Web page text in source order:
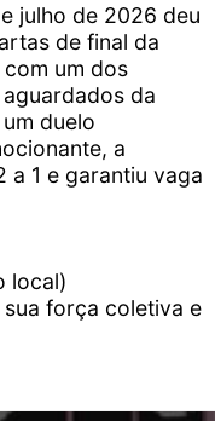
julho de 2026 deu
de final da
um dos
da
duelo
a
a 1 e garantiu vaga
local)
força coletiva e